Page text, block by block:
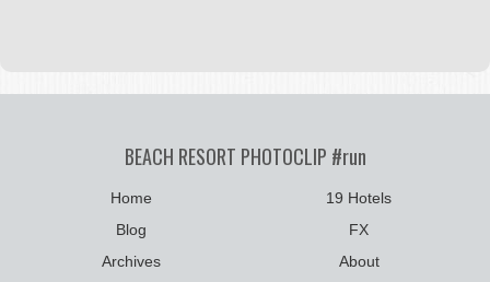
BEACH RESORT PHOTOCLIP #run
Home
19 Hotels
Blog
FX
Archives
About